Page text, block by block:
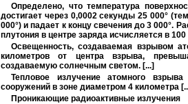
Определено, что температура
достигает через 0,0002 секунды 25 000°
000°) и падает к концу свечения до 3 000°.
плутония в центре заряда исчисляется в
Освещенность, создаваемая взрывом
километров от центра взрыва,
создаваемую солнечным светом. [...]
Тепловое излучение атомного
сооружений в зоне диаметром 4 километра
Проникающие радиоактивные излучения